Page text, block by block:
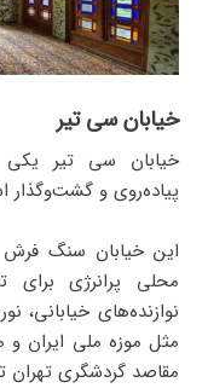
خیابان سی تیر
خیابان سی تیر یکی
پیاده‌روی و گشت‌وگذار
این خیابان سنگ
محلی پرانرژی
نوازنده‌های خیابانی،
مثل موزه ملی ایران و
مقاصد گردشگری تهران